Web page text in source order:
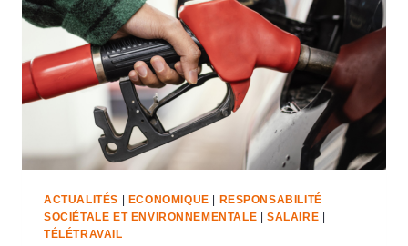
ACTUALITÉS | ECONOMIQUE | RESPONSABILITÉ
SOCIÉTALE ET ENVIRONNEMENTALE |SALAIRE |
TÉLÉTRAVAIL